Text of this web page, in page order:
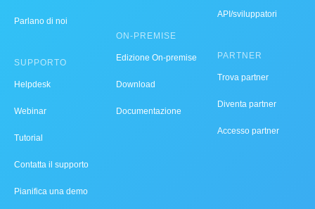
Parlano di noi
SUPPORTO
Helpdesk
Webinar
Tutorial
Contatta il supporto
Pianifica una demo
ON-PREMISE
Edizione On-premise
Download
Documentazione
API/sviluppatori
PARTNER
Trova partner
Diventa partner
Accesso partner